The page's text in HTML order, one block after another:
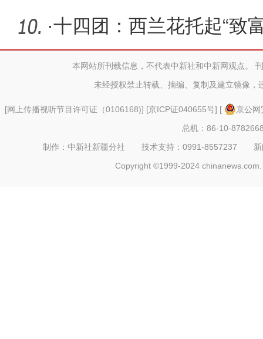
情守护团
·十四团：西兰花托起“致
本网站所刊载信息，不代表中新社和中新网观点。
未经授权禁止转载、摘编、复制及建立镜像，
[网上传播视听节目许可证（0106168)] [京ICP证040655号] [
京公
总机：86-10-
制作：中新社新疆分社 技术支持：0991-8557237
Copyright ©1999-2024